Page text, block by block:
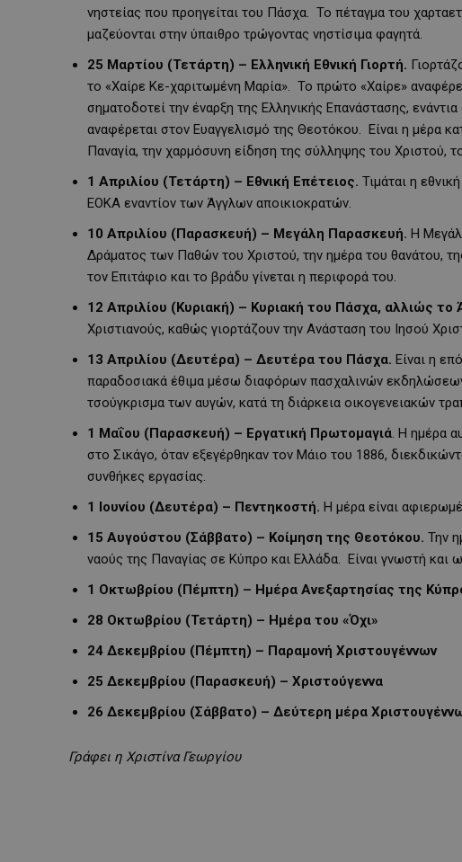
νηστείας που προηγείται του Πάσχα. Το πέταγμα του
μαζεύονται στην ύπαιθρο τρώγοντας νηστίσιμα φαγητά.
25 Μαρτίου (Τετάρτη) – Ελληνική Εθνική Γιορτή.
το «Χαίρε Κε-χαριτωμένη Μαρία». Το πρώτο «Χαίρε»
σηματοδοτεί την έναρξη της Ελληνικής Επανάστασης,
αναφέρεται στον Ευαγγελισμό της Θεοτόκου. Είναι η μέρα
Παναγία, την χαρμόσυνη είδηση της σύλληψης του Χριστού,
1 Απριλίου (Τετάρτη) – Εθνική Επέτειος. Τιμάται η
ΕΟΚΑ εναντίον των Άγγλων αποικιοκρατών.
10 Απριλίου (Παρασκευή) – Μεγάλη Παρασκευή. Η
Δράματος των Παθών του Χριστού, την ημέρα του θανάτου,
τον Επιτάφιο και το βράδυ γίνεται η περιφορά του.
12 Απριλίου (Κυριακή) – Κυριακή του Πάσχα, αλλιώς το
Χριστιανούς, καθώς γιορτάζουν την Ανάσταση του Ιησού
13 Απριλίου (Δευτέρα) – Δευτέρα του Πάσχα. Είναι η
παραδοσιακά έθιμα μέσω διαφόρων πασχαλινών
τσούγκρισμα των αυγών, κατά τη διάρκεια οικογενειακών
1 Μαΐου (Παρασκευή) – Εργατική Πρωτομαγιά. Η ημέρα
στο Σικάγο, όταν εξεγέρθηκαν τον Μάιο του 1886,
συνθήκες εργασίας.
1 Ιουνίου (Δευτέρα) – Πεντηκοστή. Η μέρα είναι
15 Αυγούστου (Σάββατο) – Κοίμηση της Θεοτόκου. Την
ναούς της Παναγίας σε Κύπρο και Ελλάδα. Είναι γνωστή και
1 Οκτωβρίου (Πέμπτη) – Ημέρα Ανεξαρτησίας της
28 Οκτωβρίου (Τετάρτη) – Ημέρα του «Όχι»
24 Δεκεμβρίου (Πέμπτη) – Παραμονή Χριστουγέννων
25 Δεκεμβρίου (Παρασκευή) – Χριστούγεννα
26 Δεκεμβρίου (Σάββατο) – Δεύτερη μέρα
Γράφει η Χριστίνα Γεωργίου